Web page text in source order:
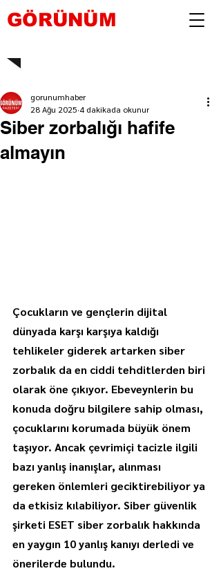
GÖRÜNÜM
Siber zorbalığı hafife
almayın
gorunumhaber
28 Ağu 2025 4 dakikada okunur
Çocukların ve gençlerin dijital
dünyada karşı karşıya kaldığı
tehlikeler giderek artarken siber
zorbalık da en ciddi tehditlerden biri
olarak öne çıkıyor. Ebeveynlerin bu
konuda doğru bilgilere sahip olması,
çocuklarını korumada büyük önem
taşıyor. Ancak çevrimiçi tacizle ilgili
bazı yanlış inanışlar, alınması
gereken önlemleri geciktirebiliyor ya
da etkisiz kılabiliyor. Siber güvenlik
şirketi ESET siber zorbalık hakkında
en yaygın 10 yanlış kanıyı derledi ve
önerilerde bulundu.